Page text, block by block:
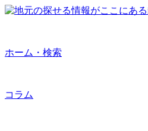
ホーム・検索
コラム